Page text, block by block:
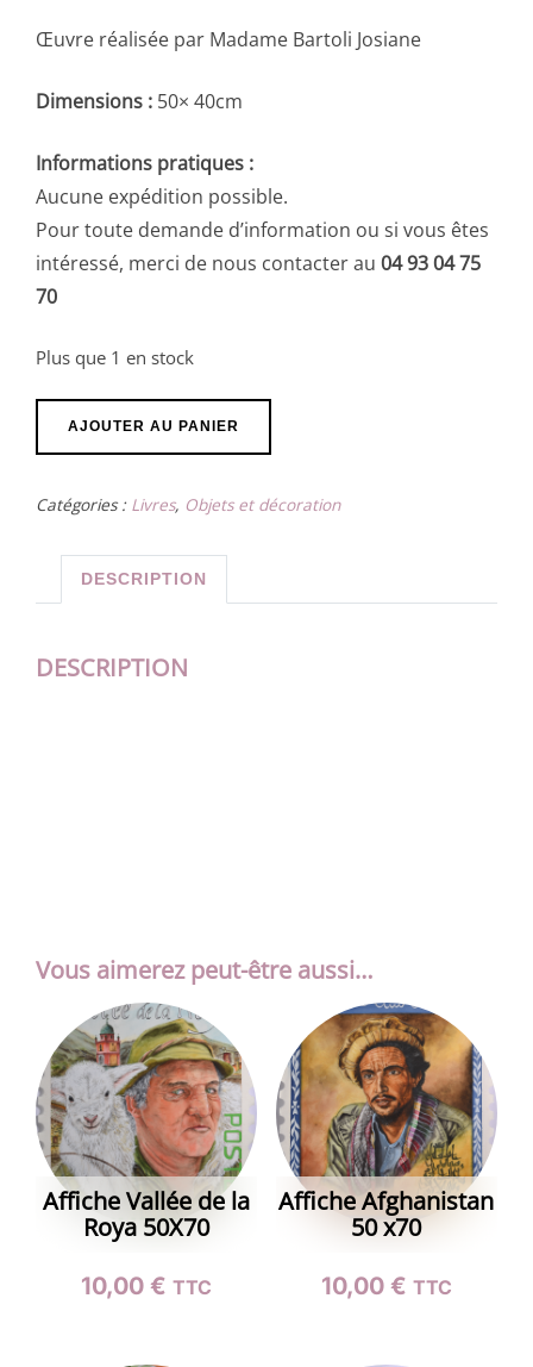
Œuvre réalisée par Madame Bartoli Josiane
Dimensions : 50× 40cm
Informations pratiques :
Aucune expédition possible.
Pour toute demande d’information ou si vous êtes
intéressé, merci de nous contacter au 04 93 04 75
70
Plus que 1 en stock
quantité
de
"Nocturne
AJOUTER AU PANIER
Catégories : Livres, Objets et décoration
DESCRIPTION
DESCRIPTION
Vous aimerez peut-être aussi…
Affiche Vallée de la
Roya 50X70
10,00€ TTC
Affiche Afghanistan
50 x70
10,00 € TTC